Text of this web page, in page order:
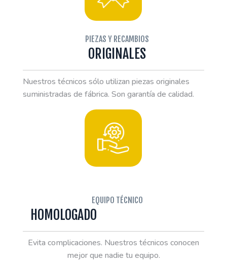
PIEZAS Y RECAMBIOS
ORIGINALES
Nuestros técnicos sólo utilizan piezas originales
suministradas de fábrica. Son garantía de calidad.
EQUIPO TÉCNICO
HOMOLOGADO
Evita complicaciones. Nuestros técnicos conocen
mejor que nadie tu equipo.